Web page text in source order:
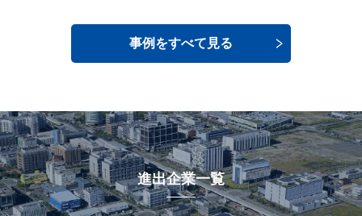
事例をすべて見る
進出企業一覧